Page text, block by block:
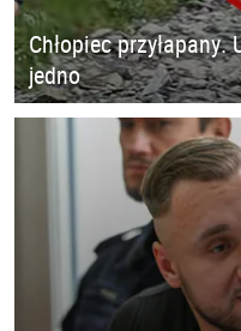
Chłopiec
jedno